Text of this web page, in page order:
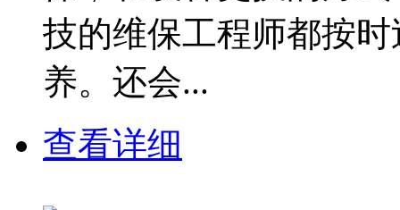
技的维保工程师都按
养。还会...
查看详细